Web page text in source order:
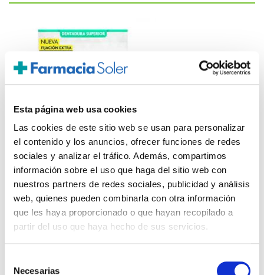
Esta página web usa cookies
Las cookies de este sitio web se usan para personalizar
el contenido y los anuncios, ofrecer funciones de redes
sociales y analizar el tráfico. Además, compartimos
información sobre el uso que haga del sitio web con
nuestros partners de redes sociales, publicidad y análisis
web, quienes pueden combinarla con otra información
que les haya proporcionado o que hayan recopilado a
partir del uso que haya hecho de sus servicios.
Necesarias
ALGASIV
Dentadura Superior (30 Almohadillas)
11,85€